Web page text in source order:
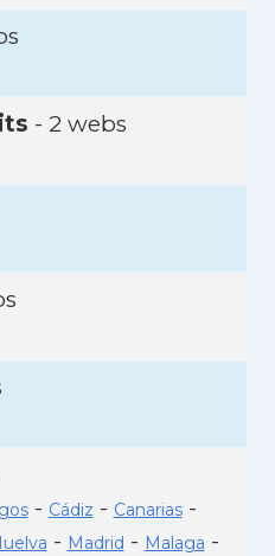
- 2 webs
- Cádiz - Canarias-
- Madrid - Malaga -